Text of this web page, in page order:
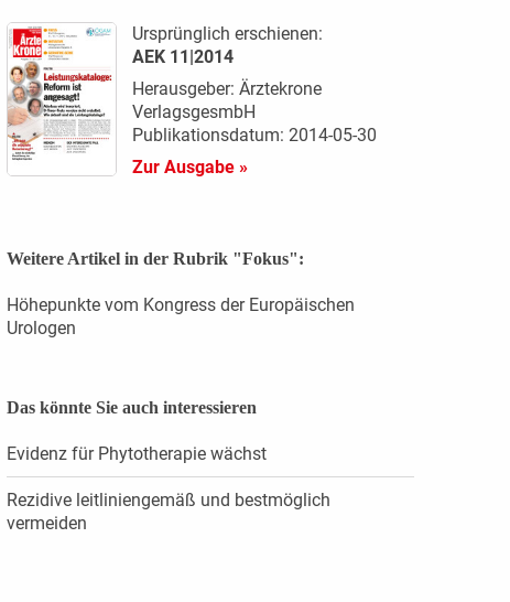
Ursprünglich erschienen:
AEK 11|2014
Herausgeber: Ärztekrone
VerlagsgesmbH
Publikationsdatum: 2014-05-30
Zur Ausgabe »
Weitere Artikel in der Rubrik "Fokus":
Höhepunkte vom Kongress der Europäischen
Urologen
Das könnte Sie auch interessieren
Evidenz für Phytotherapie wächst
Rezidive leitliniengemäß und bestmöglich
vermeiden